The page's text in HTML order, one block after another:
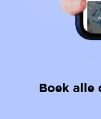
Boek alle